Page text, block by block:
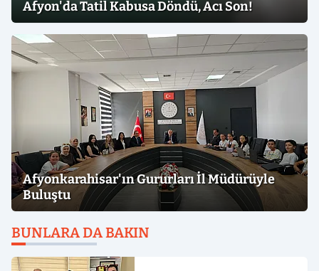
Afyon'da Tatil Kabusa Döndü, Acı Son!
Afyonkarahisar'ın Gururları İl Müdürüyle
Buluştu
BUNLARA DA BAKIN